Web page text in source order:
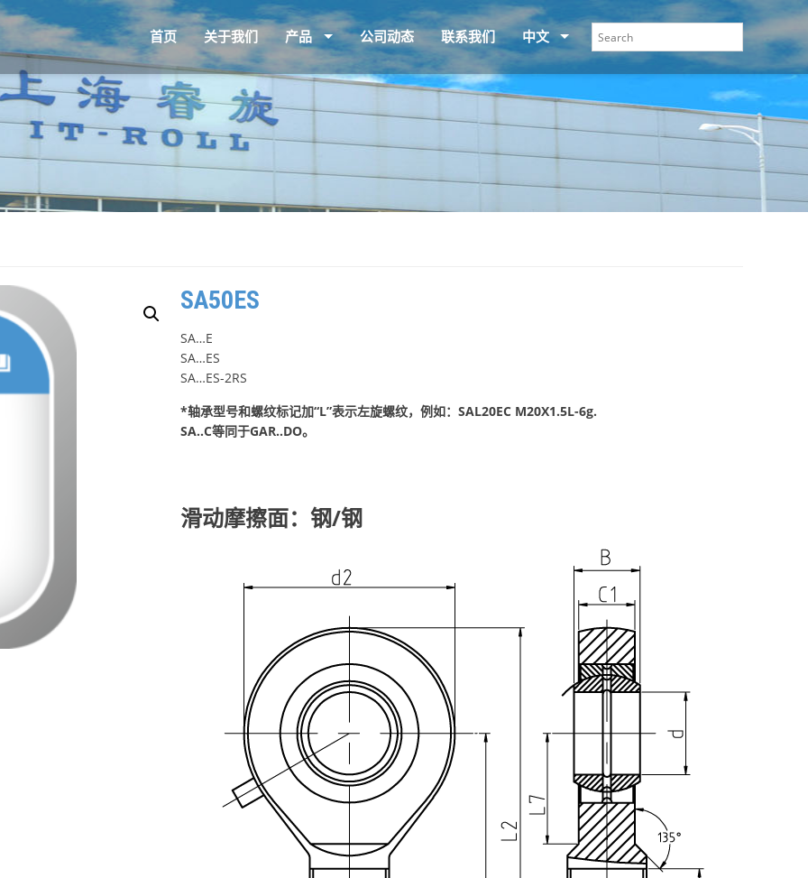
首页 关于我们 产品 公司动态 联系我们 中文
SA50ES
SA…E
SA…ES
SA…ES-2RS
*轴承型号和螺纹标记加“L”表示左旋螺纹，例如：SAL20EC M20X1.5L-6g.
SA..C等同于GAR..DO。
滑动摩擦面：钢/钢